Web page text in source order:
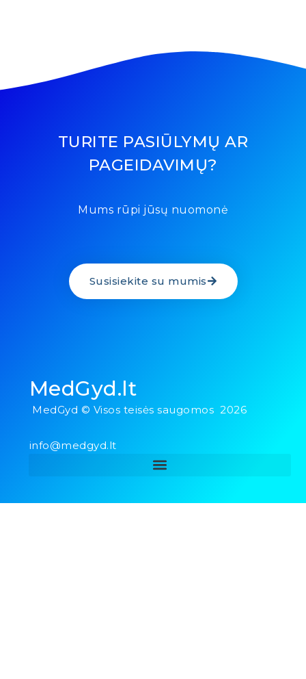
TURITE PASIŪLYMŲ AR
PAGEIDAVIMŲ?
Mums rūpi jūsų nuomonė
Susisiekite su mumis
MedGyd.lt
MedGyd © Visos teisės saugomos 2026
info@medgyd.lt